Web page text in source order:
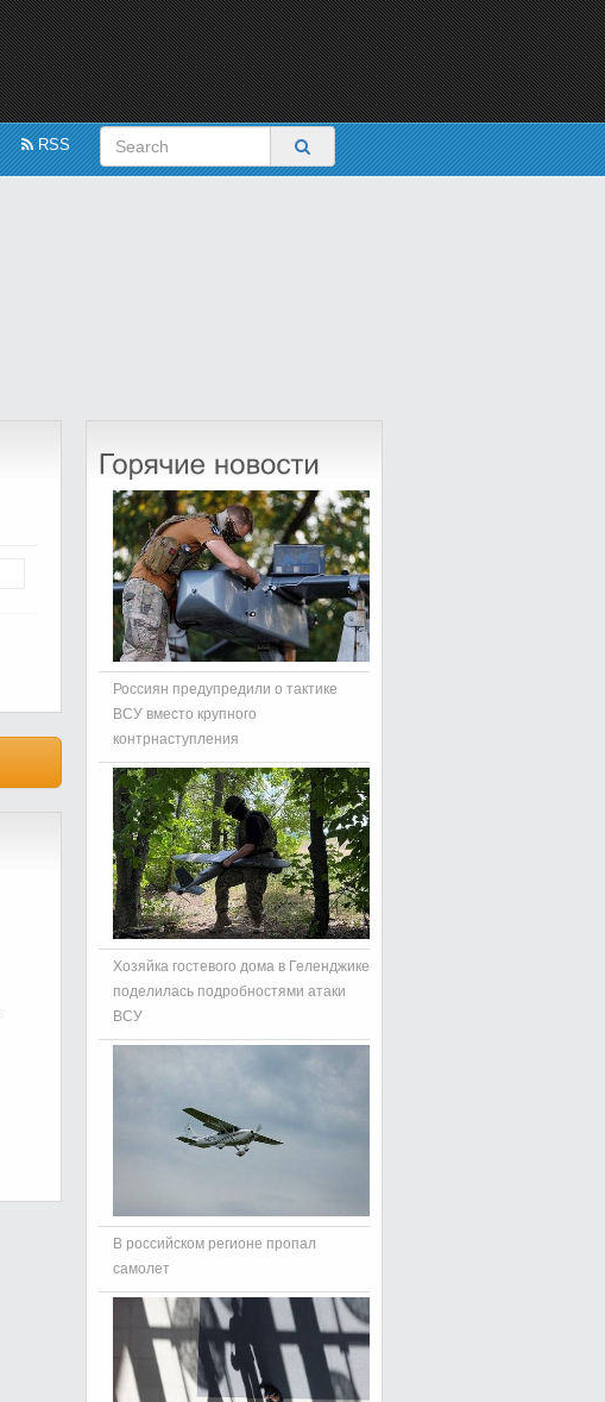
RSS
Россиян предупредили о тактике
ВСУ вместо крупного
контрнаступления
Хозяйка гостевого дома в Геленджике
поделилась подробностями атаки
ВСУ
В российском регионе пропал
самолет